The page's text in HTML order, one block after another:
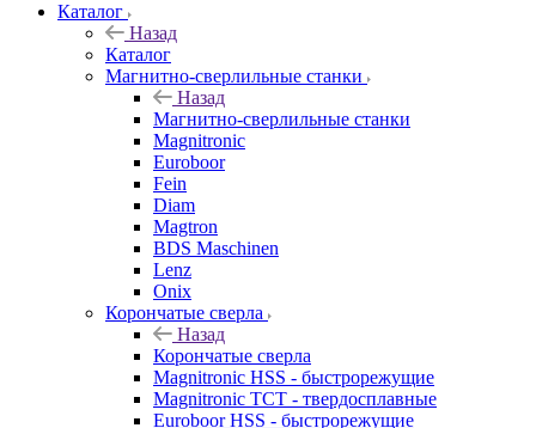
Каталог
Назад
Каталог
Магнитно-сверлильные станки
Назад
Магнитно-сверлильные станки
Magnitronic
Euroboor
Fein
Diam
Magtron
BDS Maschinen
Lenz
Onix
Корончатые сверла
Назад
Корончатые сверла
Magnitronic HSS - быстрорежущие
Magnitronic TCT - твердосплавные
Euroboor HSS - быстрорежущие